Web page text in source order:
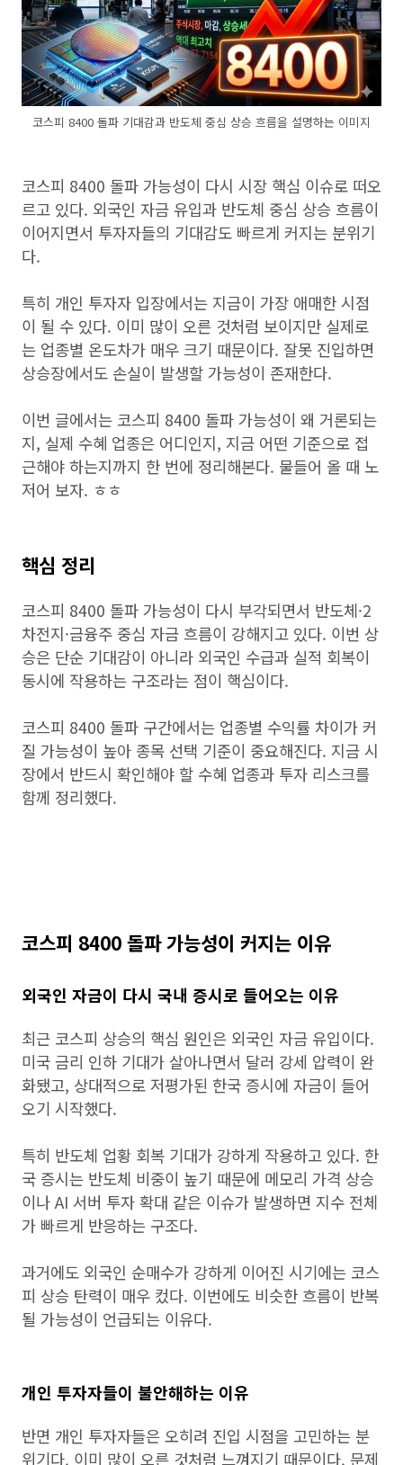
코스피 8400 돌파 기대감과 반도체 중심 상승 흐름을 설명하는 이미지
코스피 8400 돌파 가능성이 다시 시장 핵심 이슈로 떠오
르고 있다. 외국인 자금 유입과 반도체 중심 상승 흐름이
이어지면서 투자자들의 기대감도 빠르게 커지는 분위기
다.
특히 개인 투자자 입장에서는 지금이 가장 애매한 시점
이 될 수 있다. 이미 많이 오른 것처럼 보이지만 실제로
는 업종별 온도차가 매우 크기 때문이다. 잘못 진입하면
상승장에서도 손실이 발생할 가능성이 존재한다.
이번 글에서는 코스피 8400 돌파 가능성이 왜 거론되는
지, 실제 수혜 업종은 어디인지, 지금 어떤 기준으로 접
근해야 하는지까지 한 번에 정리해본다. 물들어 올 때 노
저어 보자. ㅎㅎ
핵심 정리
코스피 8400 돌파 가능성이 다시 부각되면서 반도체·2
차전지·금융주 중심 자금 흐름이 강해지고 있다. 이번 상
승은 단순 기대감이 아니라 외국인 수급과 실적 회복이
동시에 작용하는 구조라는 점이 핵심이다.
코스피 8400 돌파 구간에서는 업종별 수익률 차이가 커
질 가능성이 높아 종목 선택 기준이 중요해진다. 지금 시
장에서 반드시 확인해야 할 수혜 업종과 투자 리스크를
함께 정리했다.
코스피 8400 돌파 가능성이 커지는 이유
외국인 자금이 다시 국내 증시로 들어오는 이유
최근 코스피 상승의 핵심 원인은 외국인 자금 유입이다.
미국 금리 인하 기대가 살아나면서 달러 강세 압력이 완
화됐고, 상대적으로 저평가된 한국 증시에 자금이 들어
오기 시작했다.
특히 반도체 업황 회복 기대가 강하게 작용하고 있다. 한
국 증시는 반도체 비중이 높기 때문에 메모리 가격 상승
이나 AI 서버 투자 확대 같은 이슈가 발생하면 지수 전체
가 빠르게 반응하는 구조다.
과거에도 외국인 순매수가 강하게 이어진 시기에는 코스
피 상승 탄력이 매우 컸다. 이번에도 비슷한 흐름이 반복
될 가능성이 언급되는 이유다.
개인 투자자들이 불안해하는 이유
반면 개인 투자자들은 오히려 진입 시점을 고민하는 분
위기다. 이미 많이 오른 것처럼 느껴지기 때문이다. 문제